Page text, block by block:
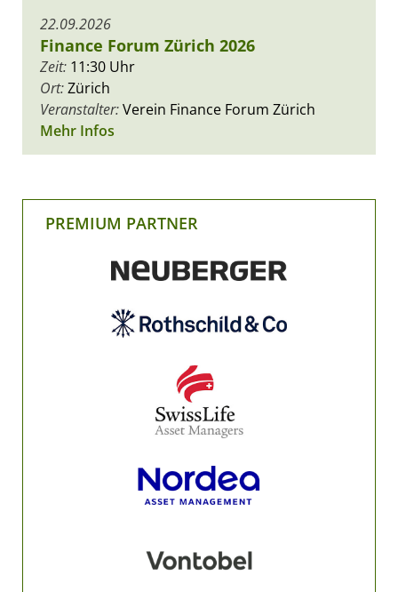
22.09.2026
Finance Forum Zürich 2026
Zeit: 11:30 Uhr
Ort:Zürich
Veranstalter:Verein Finance Forum Zürich
Mehr Infos
PREMIUM PARTNER